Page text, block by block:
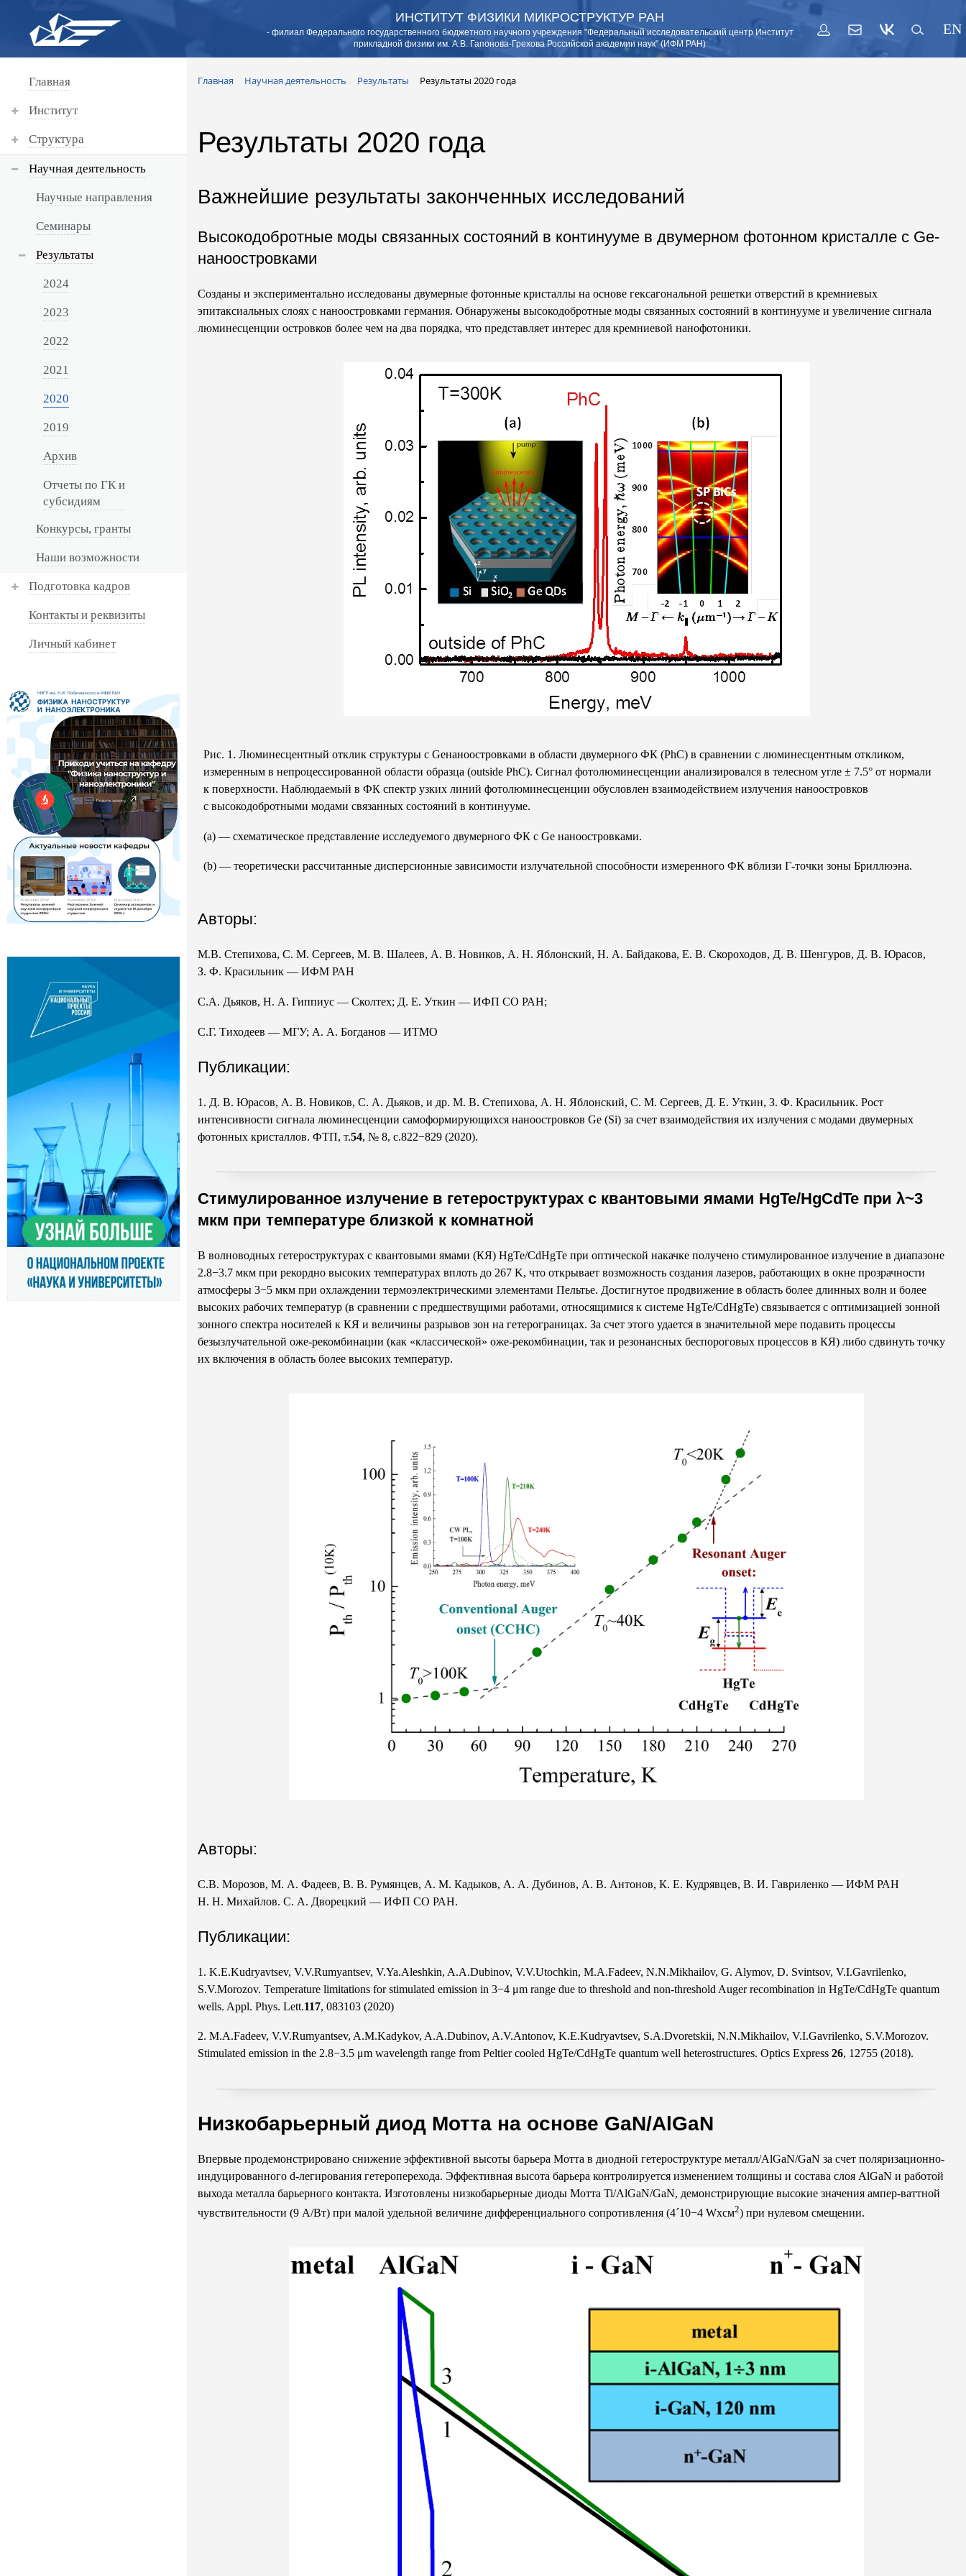
Главная
Институт
Структура
Научная деятельность
Научные направления
Семинары
Результаты
2024
2023
2022
2021
2020
2019
Архив
Отчеты по ГК и
субсидиям
Конкурсы, гранты
Наши возможности
Подготовка кадров
Контакты и реквизиты
Личный кабинет
ИНСТИТУТ ФИЗИКИ МИКРОСТРУКТУР РАН
- филиал Федерального государственного бюджетного научного учреждения "Федеральный исследовательский центр Институт
прикладной физики им. А.В. Гапонова-Грехова Российской академии наук" (ИФМ РАН)
EN
Главная Научная деятельность Результаты Результаты 2020 года
Результаты 2020 года
Важнейшие результаты законченных исследований
Высокодобротные моды связанных состояний в континууме в двумерном фотонном кристалле с Ge-
наноостровками
Созданы и экспериментально исследованы двумерные фотонные кристаллы на основе гексагональной решетки отверстий в кремниевых
эпитаксиальных слоях с наноостровками германия. Обнаружены высокодобротные моды связанных состояний в континууме и увеличение сигнала
люминесценции островков более чем на два порядка, что представляет интерес для кремниевой нанофотоники.
Рис. 1. Люминесцентный отклик структуры с Geнаноостровками в области двумерного ФК (PhC) в сравнении с люминесцентным откликом,
измеренным в непроцессированной области образца (outside PhC). Сигнал фотолюминесценции анализировался в телесном угле ± 7.5° от нормали
к поверхности. Наблюдаемый в ФК спектр узких линий фотолюминесценции обусловлен взаимодействием излучения наноостровков
с высокодобротными модами связанных состояний в континууме.
(a) — схематическое представление исследуемого двумерного ФК с Ge наноостровками.
(b) — теоретически рассчитанные дисперсионные зависимости излучательной способности измеренного ФК вблизи Г-точки зоны Бриллюэна.
Авторы:
М.В. Степихова, С. М. Сергеев, М. В. Шалеев, А. В. Новиков, А. Н. Яблонский, Н. А. Байдакова, Е. В. Скороходов, Д. В. Шенгуров, Д. В. Юрасов,
З. Ф. Красильник — ИФМ РАН
С.А. Дьяков, Н. А. Гиппиус — Сколтех; Д. Е. Уткин — ИФП СО РАН;
С.Г. Тиходеев — МГУ; А. А. Богданов — ИТМО
Публикации:
1. Д. В. Юрасов, А. В. Новиков, С. А. Дьяков, и др. М. В. Степихова, А. Н. Яблонский, С. М. Сергеев, Д. Е. Уткин, З. Ф. Красильник. Рост
интенсивности сигнала люминесценции самоформирующихся наноостровков Ge (Si) за счет взаимодействия их излучения с модами двумерных
фотонных кристаллов. ФТП, т.54, № 8, с.822−829 (2020).
Cтимулированное излучение в гетероструктурах с квантовыми ямами HgTe/HgCdTe при λ~3
мкм при температуре близкой к комнатной
В волноводных гетероструктурах с квантовыми ямами (КЯ) HgTe/CdHgTe при оптической накачке получено стимулированное излучение в диапазоне
2.8−3.7 мкм при рекордно высоких температурах вплоть до 267 K, что открывает возможность создания лазеров, работающих в окне прозрачности
атмосферы 3−5 мкм при охлаждении термоэлектрическими элементами Пельтье. Достигнутое продвижение в область более длинных волн и более
высоких рабочих температур (в сравнении с предшествущими работами, относящимися к системе HgTe/CdHgTe) связывается с оптимизацией зонной
зонного спектра носителей к КЯ и величины разрывов зон на гетерограницах. За счет этого удается в значительной мере подавить процессы
безызлучательной оже-рекомбинации (как «классической» оже-рекомбинации, так и резонансных беспороговых процессов в КЯ) либо сдвинуть точку
их включения в область более высоких температур.
Авторы:
С.В. Морозов, М. А. Фадеев, В. В. Румянцев, А. М. Кадыков, А. А. Дубинов, А. В. Антонов, К. Е. Кудрявцев, В. И. Гавриленко — ИФМ РАН
Н. Н. Михайлов. С. А. Дворецкий — ИФП СО РАН.
Публикации:
1. K.E.Kudryavtsev, V.V.Rumyantsev, V.Ya.Aleshkin, A.A.Dubinov, V.V.Utochkin, M.A.Fadeev, N.N.Mikhailov, G. Alymov, D. Svintsov, V.I.Gavrilenko,
S.V.Morozov. Temperature limitations for stimulated emission in 3−4 μm range due to threshold and non-threshold Auger recombination in HgTe/CdHgTe quantum
wells. Appl. Phys. Lett.117, 083103 (2020)
2. M.A.Fadeev, V.V.Rumyantsev, A.M.Kadykov, A.A.Dubinov, A.V.Antonov, K.E.Kudryavtsev, S.A.Dvoretskii, N.N.Mikhailov, V.I.Gavrilenko, S.V.Morozov.
Stimulated emission in the 2.8−3.5 μm wavelength range from Peltier cooled HgTe/CdHgTe quantum well heterostructures. Optics Express 26, 12755 (2018).
Низкобарьерный диод Мотта на основе GaN/AlGaN
Впервые продемонстрировано снижение эффективной высоты барьера Мотта в диодной гетероструктуре металл/AlGaN/GaN за счет поляризационно-
индуцированного d-легирования гетероперехода. Эффективная высота барьера контролируется изменением толщины и состава слоя AlGaN и работой
выхода металла барьерного контакта. Изготовлены низкобарьерные диоды Мотта Ti/AlGaN/GaN, демонстрирующие высокие значения ампер-ваттной
чувствительности (9 А/Вт) при малой удельной величине дифференциального сопротивления (4´10−4 Wxсм2) при нулевом смещении.